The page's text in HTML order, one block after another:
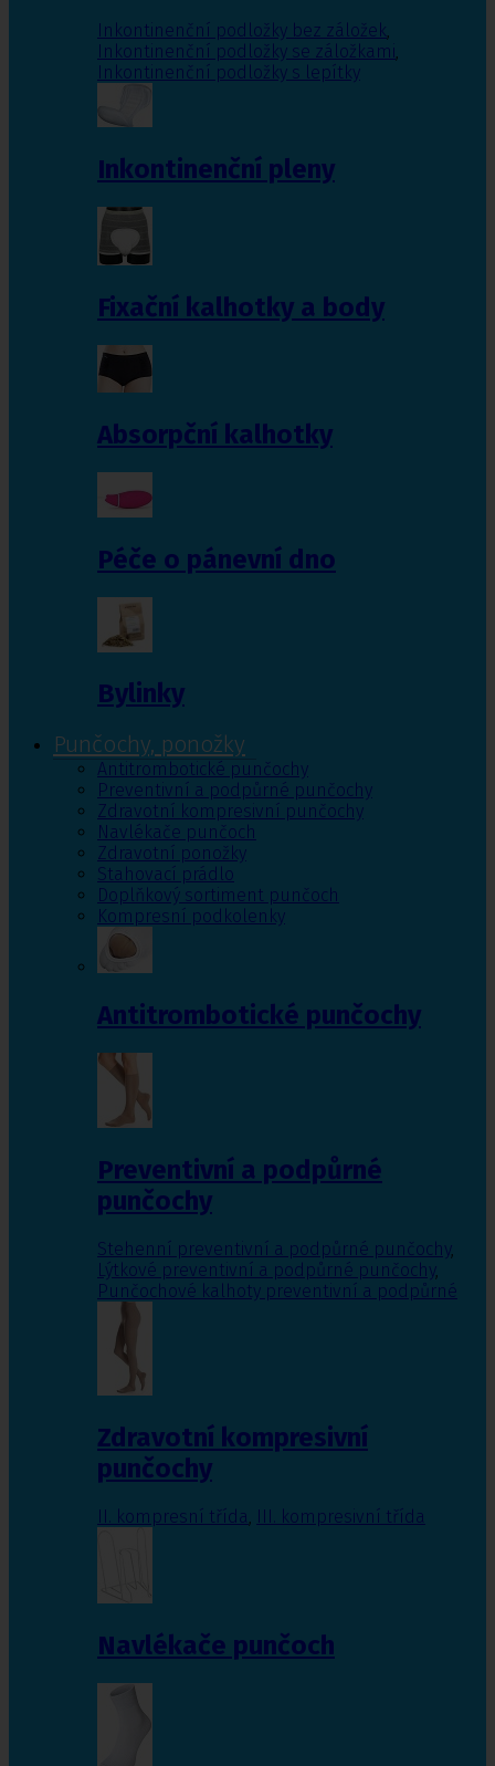
Inkontinenční podložky bez záložek,
Inkontinenční podložky se záložkami,
Inkontinenční podložky s lepítky
Inkontinenční pleny
Fixační kalhotky a body
Absorpční kalhotky
Péče o pánevní dno
Bylinky
Punčochy, ponožky
Antitrombotické punčochy
Preventivní a podpůrné punčochy
Zdravotní kompresivní punčochy
Navlékače punčoch
Zdravotní ponožky
Stahovací prádlo
Doplňkový sortiment punčoch
Kompresní podkolenky
Antitrombotické punčochy
Preventivní a podpůrné
punčochy
Stehenní preventivní a podpůrné punčochy,
Lýtkové preventivní a podpůrné punčochy,
Punčochové kalhoty preventivní a podpůrné
Zdravotní kompresivní
punčochy
II. kompresní třída III. kompresivní třída
Navlékače punčoch